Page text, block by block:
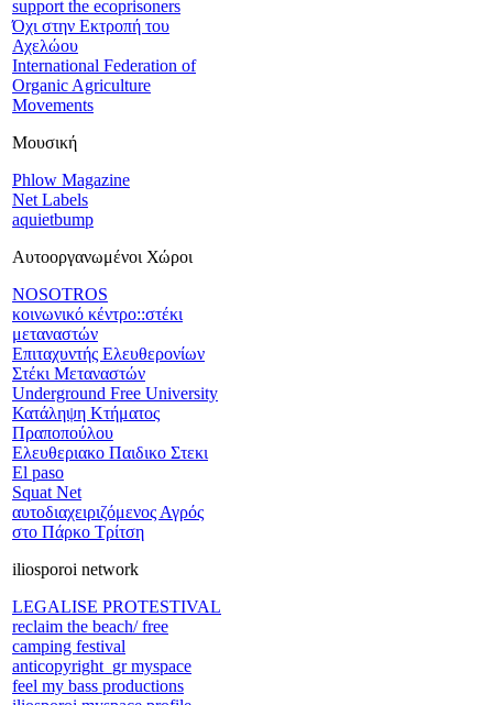
support the ecoprisoners
Όχι στην Εκτροπή του
Αχελώου
International Federation of
Organic Agriculture
Movements
Μουσική
Phlow Magazine
Net Labels
aquietbump
Αυτοοργανωμένοι Χώροι
NOSOTROS
κοινωνικό κέντρο::στέκι
μεταναστών
Επιταχυντής Ελευθερονίων
Στέκι Μεταναστών
Underground Free University
Κατάληψη Κτήματος
Πραποπούλου
Ελευθεριακο Παιδικο Στεκι
El paso
Squat Net
αυτοδιαχειριζόμενος Αγρός
στο Πάρκο Τρίτση
iliosporoi network
LEGALISE PROTESTIVAL
reclaim the beach/ free
camping festival
anticopyright_gr myspace
feel my bass productions